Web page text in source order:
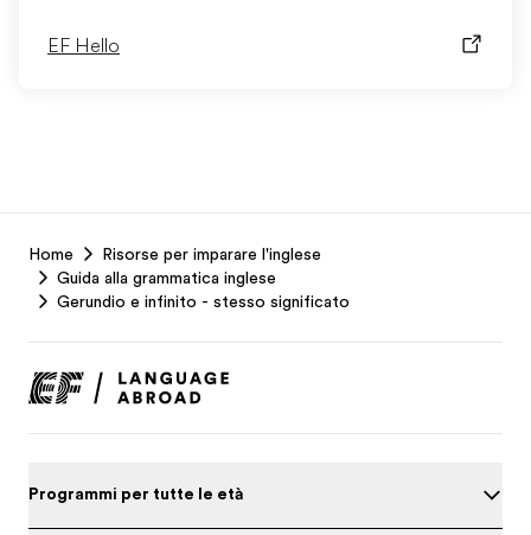
EF Hello
Footer
Home
Risorse per imparare l'inglese
Guida alla grammatica inglese
Gerundio e infinito - stesso significato
Programmi per tutte le età